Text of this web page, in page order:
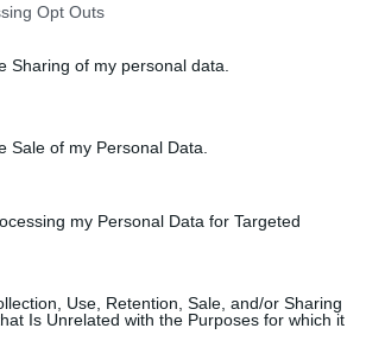
Opt Outs
Sharing of my personal data.
Sale of my Personal Data.
my Personal Data for Targeted
Use, Retention, Sale, and/or Sharing
Is Unrelated with the Purposes for which it